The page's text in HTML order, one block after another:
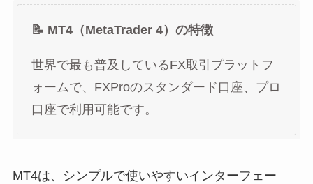
📝 MT4（MetaTrader 4）の特徴
世界で最も普及しているFX取引プラットフ
ォームで、FXProのスタンダード口座、プロ
口座で利用可能です。
MT4は、シンプルで使いやすいインターフェー